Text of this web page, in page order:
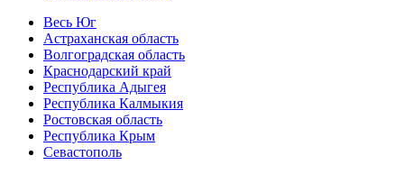
Весь Юг
Астраханская область
Волгоградская область
Краснодарский край
Республика Адыгея
Республика Калмыкия
Ростовская область
Республика Крым
Севастополь